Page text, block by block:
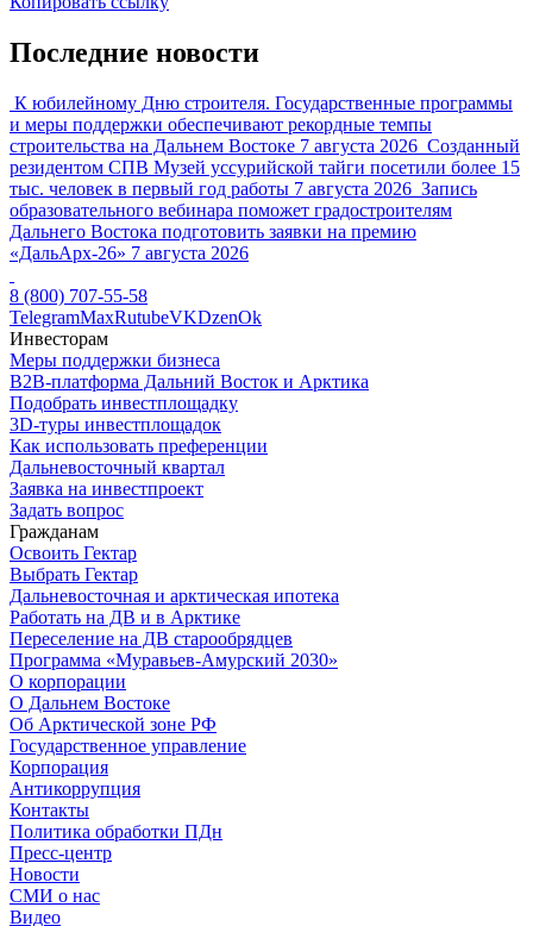
Последние новости
К юбилейному Дню строителя. Государственные программы
и меры поддержки обеспечивают рекордные темпы
строительства на Дальнем Востоке 7 августа 2026 Созданный
резидентом СПВ Музей уссурийской тайги посетили более 15
тыс. человек в первый год работы 7 августа 2026 Запись
образовательного вебинара поможет градостроителям
Дальнего Востока подготовить заявки на премию
«ДальАрх-26» 7 августа 2026
8 (800) 707-55-58
TelegramMaxRutubeVKDzenOk
Инвесторам
Меры поддержки бизнеса
B2B-платформа Дальний Восток и Арктика
Подобрать инвестплощадку
3D-туры инвестплощадок
Как использовать преференции
Дальневосточный квартал
Заявка на инвестпроект
Задать вопрос
Гражданам
Освоить Гектар
Выбрать Гектар
Дальневосточная и арктическая ипотека
Работать на ДВ и в Арктике
Переселение на ДВ старообрядцев
Программа «Муравьев-Амурский 2030»
О корпорации
О Дальнем Востоке
Об Арктической зоне РФ
Государственное управление
Корпорация
Антикоррупция
Контакты
Политика обработки ПДн
Пресс-центр
Новости
СМИ о нас
Видео